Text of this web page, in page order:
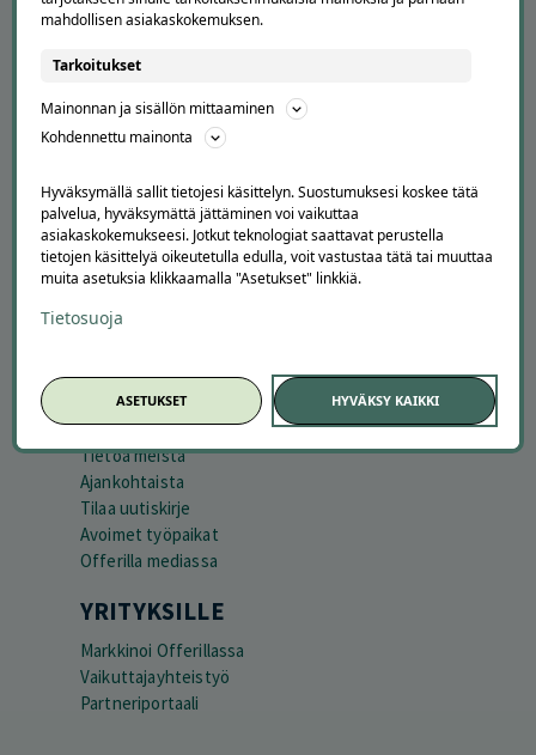
APUA JA NEUVOJA
Peruuta tilaus
Asiakaspalvelu
Kuinka Offerilla toimii
TUTUSTU MEIHIN
Tietoa meistä
Ajankohtaista
Tilaa uutiskirje
Avoimet työpaikat
Offerilla mediassa
YRITYKSILLE
Markkinoi Offerillassa
Vaikuttajayhteistyö
Partneriportaali
mahdollisen asiakaskokemuksen.
Tarkoitukset
Mainonnan ja sisällön mittaaminen
Kohdennettu mainonta
Hyväksymällä sallit tietojesi käsittelyn. Suostumuksesi koskee tätä
palvelua, hyväksymättä jättäminen voi vaikuttaa
asiakaskokemukseesi. Jotkut teknologiat saattavat perustella
tietojen käsittelyä oikeutetulla edulla, voit vastustaa tätä tai muuttaa
muita asetuksia klikkaamalla "Asetukset" linkkiä.
Tietosuoja
ASETUKSET HYVÄKSY KAIKKI